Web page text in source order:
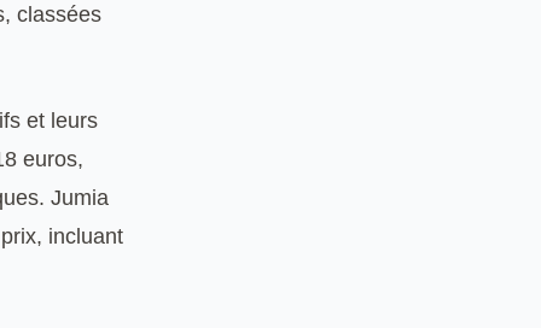
classées
et leurs
euros,
Jumia
incluant